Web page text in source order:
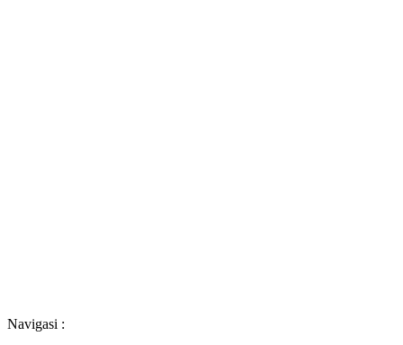
Navigasi :